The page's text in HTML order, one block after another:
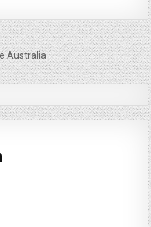
Australia